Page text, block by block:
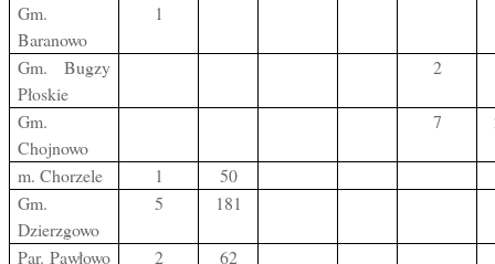
Gm.
Baranowo
1
Gm. Bugzy
Płoskie
2
Gm.
Chojnowo
7
m. Chorzele 1
50
Gm.
Dzierzgowo
5 181
Par. Pawłowo
2 62